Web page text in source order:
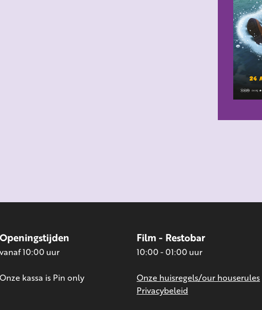
Openingstijden
vanaf 10:00 uur
Onze kassa is Pin only
Film - Restobar
10:00 - 01:00 uur
Onze huisregels/our houserules
Privacybeleid